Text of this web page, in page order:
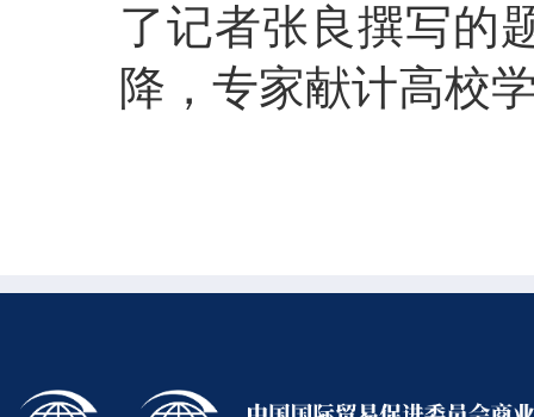
了记者张良撰写的
降，专家献计高校